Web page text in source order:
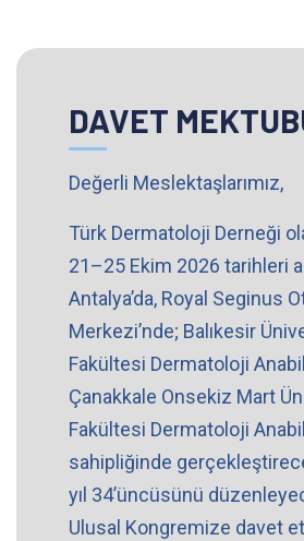
DAVET
Değerli Meslektaşlarımız,
Türk Dermatoloji Derneği
21–25 Ekim 2026 tarihleri
Antalya’da, Royal Seginus
Merkezi’nde; Balıkesir
Fakültesi Dermatoloji
Çanakkale Onsekiz Mart
Fakültesi Dermatoloji
sahipliğinde
yıl 34’üncüsünü
Ulusal Kongremize davet